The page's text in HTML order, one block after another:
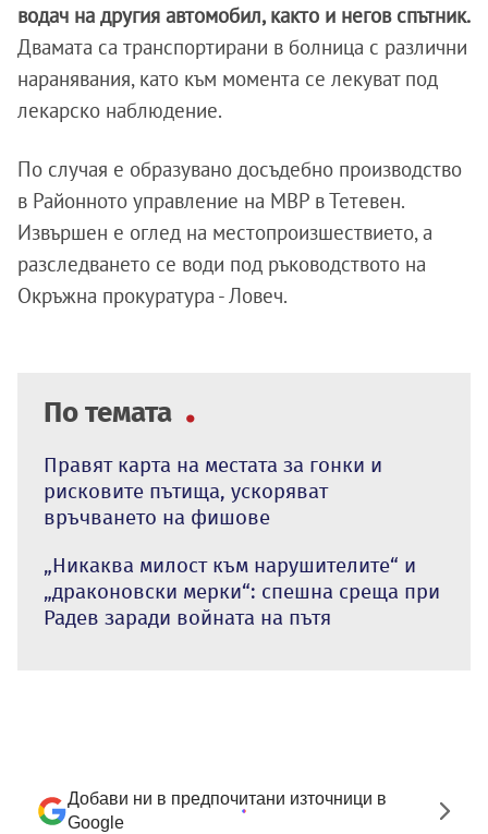
водач на другия автомобил, както и негов спътник.
Двамата са транспортирани в болница с различни
наранявания, като към момента се лекуват под
лекарско наблюдение.
По случая е образувано досъдебно производство
в Районното управление на МВР в Тетевен.
Извършен е оглед на местопроизшествието, а
разследването се води под ръководството на
Окръжна прокуратура - Ловеч.
По темата
Правят карта на местата за гонки и
рисковите пътища, ускоряват
връчването на фишове
„Никаква милост към нарушителите“ и
„драконовски мерки“: спешна среща при
Радев заради войната на пътя
Добави ни в предпочитани източници в
Google